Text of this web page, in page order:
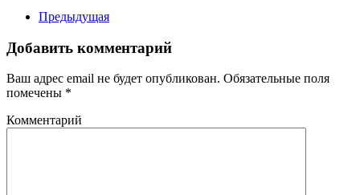
Предыдущая
Добавить комментарий
Ваш адрес email не будет опубликован. Обязательные поля
помечены *
Комментарий